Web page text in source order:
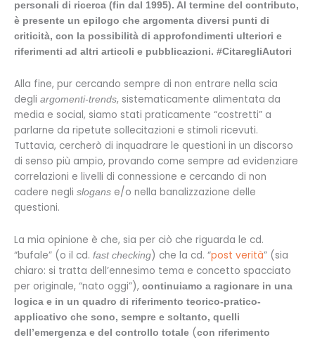
personali di ricerca (fin dal 1995). Al termine del contributo,
è presente un epilogo che argomenta diversi punti di
criticità, con la possibilità di approfondimenti ulteriori e
riferimenti ad altri articoli e pubblicazioni. #CitaregliAutori
Alla fine, pur cercando sempre di non entrare nella scia
degli argomenti-trends, sistematicamente alimentata da
media e social, siamo stati praticamente “costretti” a
parlarne da ripetute sollecitazioni e stimoli ricevuti.
Tuttavia, cercherò di inquadrare le questioni in un discorso
di senso più ampio, provando come sempre ad evidenziare
correlazioni e livelli di connessione e cercando di non
cadere negli slogans e/o nella banalizzazione delle
questioni.
La mia opinione è che, sia per ciò che riguarda le cd.
“bufale” (o il cd. fast checking) che la cd. “post verità” (sia
chiaro: si tratta dell’ennesimo tema e concetto spacciato
per originale, “nato oggi”), continuiamo a ragionare in una
logica e in un quadro di riferimento teorico-pratico-
applicativo che sono, sempre e soltanto, quelli
dell’emergenza e del controllo totale (con riferimento